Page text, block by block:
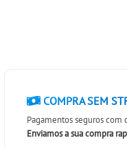
COMPRA SEM
Pagamentos seguros com
Enviamos a sua compra